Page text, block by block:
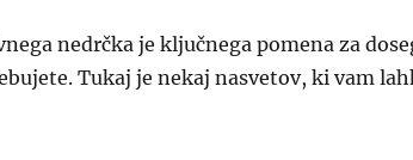
nedrčka je ključnega pomena za
Tukaj je nekaj nasvetov, ki vam